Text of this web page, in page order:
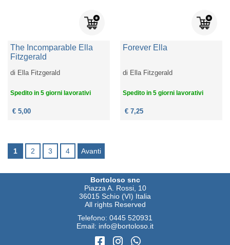
The Incomparable Ella
Fitzgerald
di Ella Fitzgerald
Spedito in 5 giorni lavorativi
€ 5,00
Forever Ella
di Ella Fitzgerald
Spedito in 5 giorni lavorativi
€ 7,25
1 2 3 4 Avanti
Bortoloso snc
Piazza A. Rossi, 10
36015 Schio (VI) Italia
All rights Reserved
Telefono: 0445 520931
Email: info@bortoloso.it